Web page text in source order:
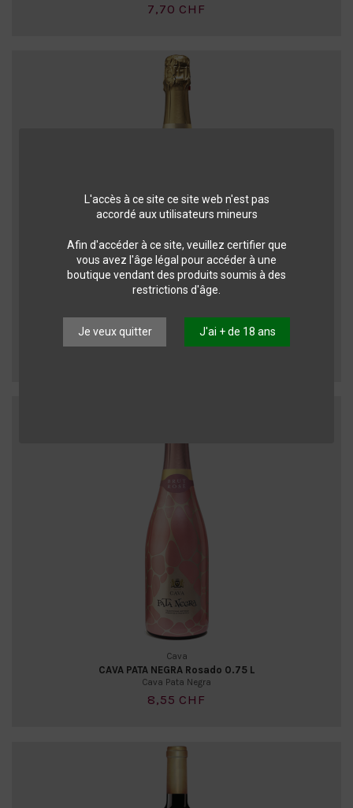
L'accès à ce site ce site web n'est pas
accordé aux utilisateurs mineurs
Afin d'accéder à ce site, veuillez certifier que
vous avez l'âge légal pour accéder à une
boutique vendant des produits soumis à des
restrictions d'âge.
Je veux quitter J'ai + de 18 ans
7,70 CHF
Cava Pata Negra
Cava
CAVA PATA NEGRA Rosado 0.75 L
Cava Pata Negra
8,55 CHF